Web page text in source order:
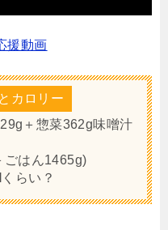
援動画
カロリー
＋惣菜362g味噌汁
ごはん1465g)
くらい？